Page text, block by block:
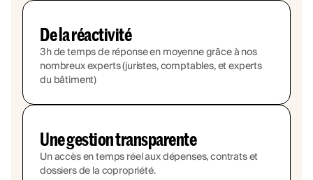
De la réactivité
3h de temps de réponse en moyenne grâce à nos
nombreux experts (juristes, comptables, et experts
du bâtiment)
Une gestion transparente
Un accès en temps réel aux dépenses, contrats et
dossiers de la copropriété.